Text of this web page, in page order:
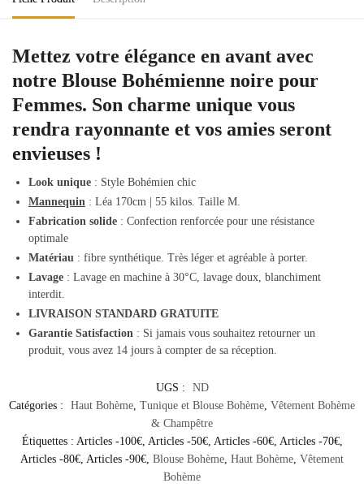
Mettez votre élégance en avant avec
notre Blouse Bohémienne noire pour
Femmes. Son charme unique vous
rendra rayonnante et vos amies seront
envieuses !
Look unique : Style Bohémien chic
Mannequin : Léa 170cm | 55 kilos. Taille M.
Fabrication solide : Confection renforcée pour une résistance
optimale
Matériau : fibre synthétique. Très léger et agréable à porter.
Lavage : Lavage en machine à 30°C, lavage doux, blanchiment
interdit.
LIVRAISON STANDARD GRATUITE
Garantie Satisfaction : Si jamais vous souhaitez retourner un
produit, vous avez 14 jours à compter de sa réception.
UGS :
ND
Catégories :
Haut Bohème, Tunique et Blouse Bohème, Vêtement Bohème
& Champêtre
Étiquettes : Articles -100€, Articles -50€, Articles -60€, Articles -70€,
Articles -80€, Articles -90€, Blouse Bohème, Haut Bohème, Vêtement
Bohème